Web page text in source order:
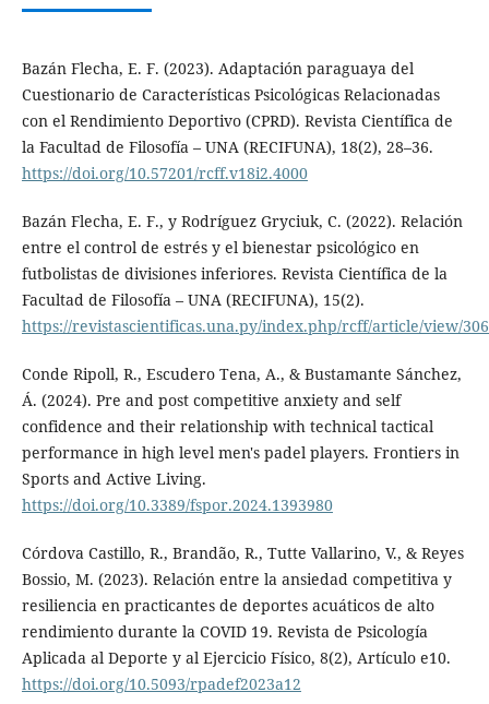
Bazán Flecha, E. F. (2023). Adaptación paraguaya del
Cuestionario de Características Psicológicas Relacionadas
con el Rendimiento Deportivo (CPRD). Revista Científica de
la Facultad de Filosofía – UNA (RECIFUNA), 18(2), 28–36.
https://doi.org/10.57201/rcff.v18i2.4000
Bazán Flecha, E. F., y Rodríguez Gryciuk, C. (2022). Relación
entre el control de estrés y el bienestar psicológico en
futbolistas de divisiones inferiores. Revista Científica de la
Facultad de Filosofía – UNA (RECIFUNA), 15(2).
https://revistascientificas.una.py/index.php/rcff/article/view/
Conde Ripoll, R., Escudero Tena, A., & Bustamante Sánchez,
Á. (2024). Pre and post competitive anxiety and self
confidence and their relationship with technical tactical
performance in high level men's padel players. Frontiers in
Sports and Active Living.
https://doi.org/10.3389/fspor.2024.1393980
Córdova Castillo, R., Brandão, R., Tutte Vallarino, V., & Reyes
Bossio, M. (2023). Relación entre la ansiedad competitiva y
resiliencia en practicantes de deportes acuáticos de alto
rendimiento durante la COVID 19. Revista de Psicología
Aplicada al Deporte y al Ejercicio Físico, 8(2), Artículo e10.
https://doi.org/10.5093/rpadef2023a12